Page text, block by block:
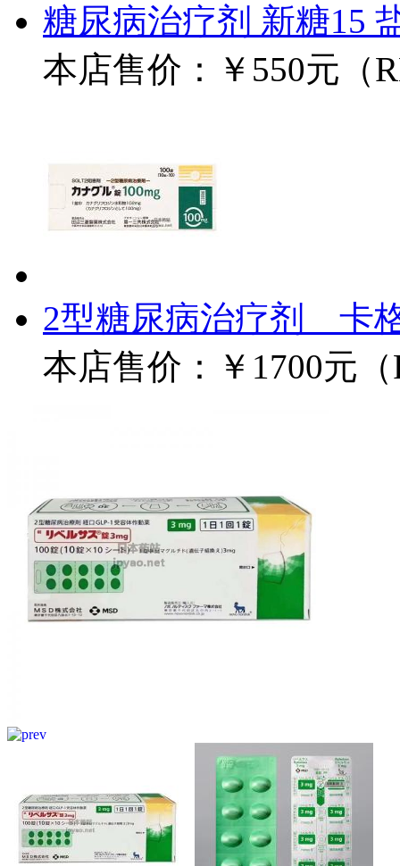
糖尿病治疗剂 新糖15
本店售价：
￥550元（
2型糖尿病治疗剂 卡
本店售价：
￥1700元